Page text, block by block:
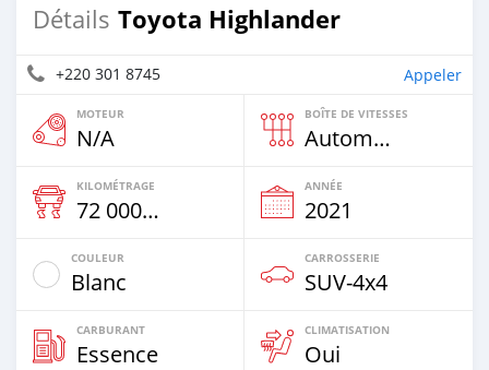
Détails Toyota Highlander
+220 301 8745 Appeler
MOTEUR
N/A
BOÎTE DE VITESSES
Automatique
KILOMÉTRAGE
72 000 Km
ANNÉE
2021
COULEUR
Blanc
CARROSSERIE
SUV‒4x4
CARBURANT
Essence
CLIMATISATION
Oui